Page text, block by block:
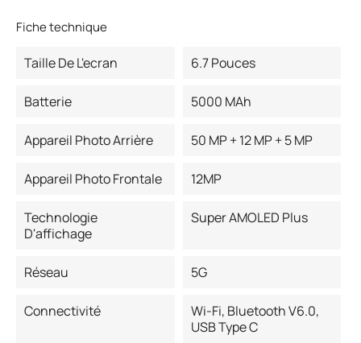
Fiche technique
Taille De L'ecran 6.7 Pouces
Batterie 5000 MAh
Appareil Photo Arrière 50 MP + 12 MP + 5 MP
Appareil Photo Frontale 12MP
Technologie
D'affichage
Super AMOLED Plus
Réseau 5G
Connectivité
Wi-Fi, Bluetooth V6.0,
USB Type C